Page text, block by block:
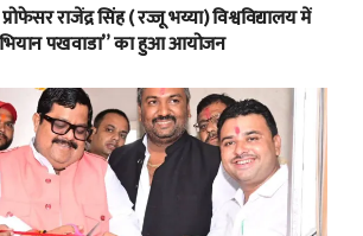
राजेंद्र सिंह ( रज्जू भय्या) विश्वविद्यालय में
पखवाडा” का हुआ आयोजन